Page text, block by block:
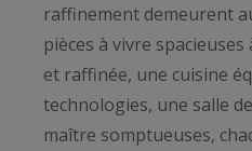
raffinement demeurent
pièces à vivre
et raffinée, une cuisine
technologies, une salle
maître somptueuses,